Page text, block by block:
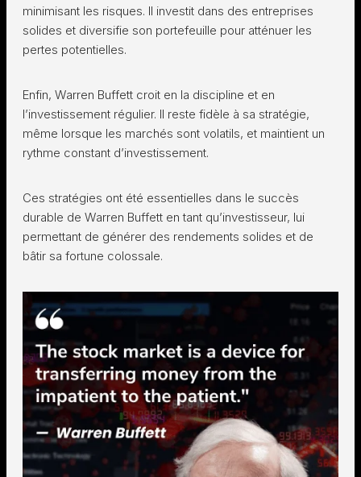
minimisant les risques. Il investit dans des entreprises
solides et diversifie son portefeuille pour atténuer les
pertes potentielles.
Enfin, Warren Buffett croit en la discipline et en
l’investissement régulier. Il reste fidèle à sa stratégie,
même lorsque les marchés sont volatils, et maintient un
rythme constant d’investissement.
Ces stratégies ont été essentielles dans le succès
durable de Warren Buffett en tant qu’investisseur, lui
permettant de générer des rendements solides et de
bâtir sa fortune colossale.